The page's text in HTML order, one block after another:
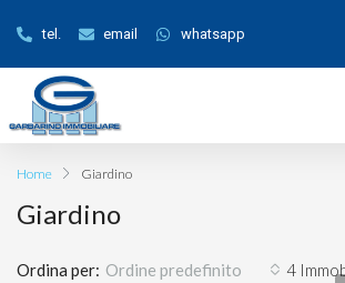
tel. email whatsapp
Home Giardino
Giardino
4
Ordina per: Ordine predefinito